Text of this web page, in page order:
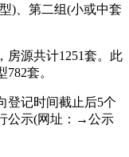
)、第二组(小或中套
源共计1251套。此
套。
记时间截止后5个
公示(网址：→公示